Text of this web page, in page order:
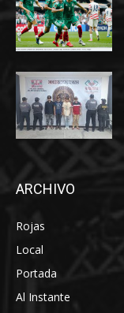
ARCHIVO
Rojas
Local
Portada
Al Instante